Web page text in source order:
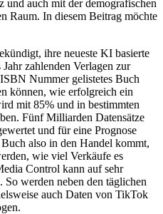
auch mit der demografischen
Raum. In diesem Beitrag möchte
ihre neueste KI basierte
Jahr zahlenden Verlagen zur
Nummer gelistetes Buch
können, wie erfolgreich ein
mit 85% und in bestimmten
Fünf Milliarden Datensätze
und für eine Prognose
also in den Handel kommt,
wie viel Verkäufe es
Control kann auf sehr
werden neben den täglichen
auch Daten von TikTok